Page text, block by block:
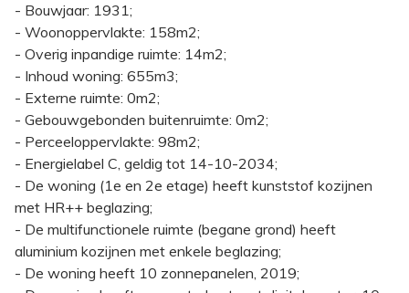
- Bouwjaar: 1931;
- Woonoppervlakte: 158m2;
- Overig inpandige ruimte: 14m2;
- Inhoud woning: 655m3;
- Externe ruimte: 0m2;
- Gebouwgebonden buitenruimte: 0m2;
- Perceeloppervlakte: 98m2;
- Energielabel C, geldig tot 14-10-2034;
- De woning (1e en 2e etage) heeft kunststof kozijnen
met HR++ beglazing;
- De multifunctionele ruimte (begane grond) heeft
aluminium kozijnen met enkele beglazing;
- De woning heeft 10 zonnepanelen, 2019;